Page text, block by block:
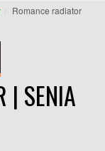
Romance radiator
| SENIA